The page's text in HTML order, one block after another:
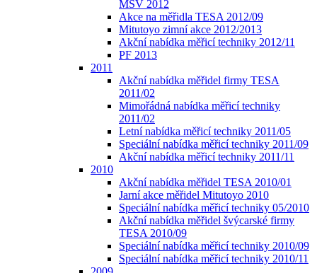
MSV 2012
Akce na měřidla TESA 2012/09
Mitutoyo zimní akce 2012/2013
Akční nabídka měřicí techniky 2012/11
PF 2013
2011
Akční nabídka měřidel firmy TESA
2011/02
Mimořádná nabídka měřicí techniky
2011/02
Letní nabídka měřicí techniky 2011/05
Speciální nabídka měřicí techniky 2011/09
Akční nabídka měřicí techniky 2011/11
2010
Akční nabídka měřidel TESA 2010/01
Jarní akce měřidel Mitutoyo 2010
Speciální nabídka měřicí techniky 05/2010
Akční nabídka měřidel švýcarské firmy
TESA 2010/09
Speciální nabídka měřicí techniky 2010/09
Speciální nabídka měřicí techniky 2010/11